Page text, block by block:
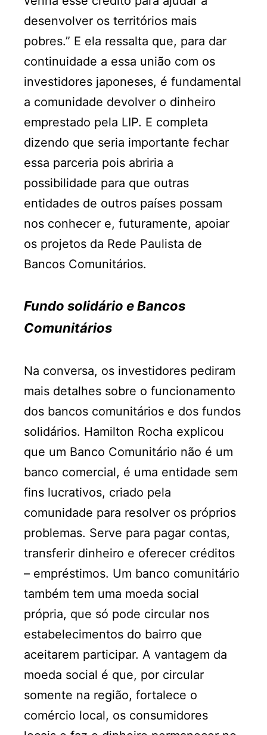
desenvolver os territórios mais
pobres.” E ela ressalta que, para dar
continuidade a essa união com os
investidores japoneses, é fundamental
a comunidade devolver o dinheiro
emprestado pela LIP. E completa
dizendo que seria importante fechar
essa parceria pois abriria a
possibilidade para que outras
entidades de outros países possam
nos conhecer e, futuramente, apoiar
os projetos da Rede Paulista de
Bancos Comunitários.
Fundo solidário e Bancos
Comunitários
Na conversa, os investidores pediram
mais detalhes sobre o funcionamento
dos bancos comunitários e dos fundos
solidários. Hamilton Rocha explicou
que um Banco Comunitário não é um
banco comercial, é uma entidade sem
fins lucrativos, criado pela
comunidade para resolver os próprios
problemas. Serve para pagar contas,
transferir dinheiro e oferecer créditos
– empréstimos. Um banco comunitário
também tem uma moeda social
própria, que só pode circular nos
estabelecimentos do bairro que
aceitarem participar. A vantagem da
moeda social é que, por circular
somente na região, fortalece o
comércio local, os consumidores